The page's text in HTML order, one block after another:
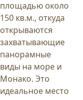
площадью около
150 кв.м., откуда
открываются
захватывающие
панорамные
виды на море и
Монако. Это
идеальное место